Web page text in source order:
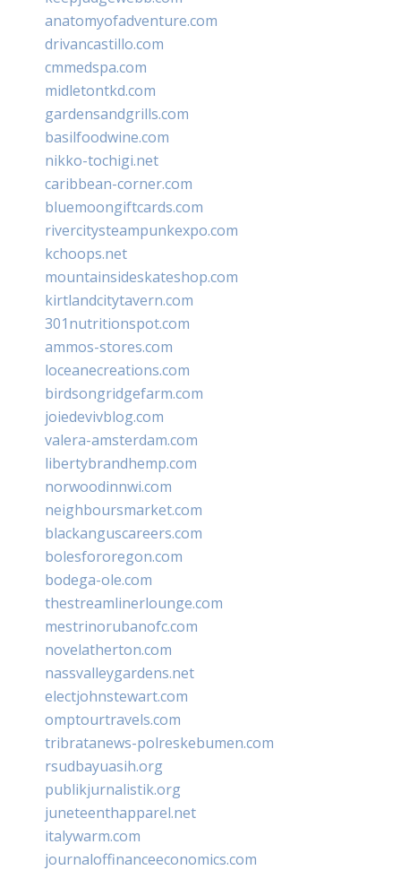
anatomyofadventure.com
drivancastillo.com
cmmedspa.com
midletontkd.com
gardensandgrills.com
basilfoodwine.com
nikko-tochigi.net
caribbean-corner.com
bluemoongiftcards.com
rivercitysteampunkexpo.com
kchoops.net
mountainsideskateshop.com
kirtlandcitytavern.com
301nutritionspot.com
ammos-stores.com
loceanecreations.com
birdsongridgefarm.com
joiedevivblog.com
valera-amsterdam.com
libertybrandhemp.com
norwoodinnwi.com
neighboursmarket.com
blackanguscareers.com
bolesfororegon.com
bodega-ole.com
thestreamlinerlounge.com
mestrinorubanofc.com
novelatherton.com
nassvalleygardens.net
electjohnstewart.com
omptourtravels.com
tribratanews-polreskebumen.com
rsudbayuasih.org
publikjurnalistik.org
juneteenthapparel.net
italywarm.com
journaloffinanceeconomics.com